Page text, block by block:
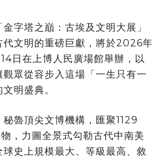
字塔之巔：古埃及文明大展」
代文明的重磅巨獻，將於2026年
日在上博人民廣場館舉辦，以
眾從容步入這場「一生只有一
明盛典。
魯頂尖文博機構，匯聚1129
，力圖全景式勾勒古代中南美
史上規模最大、等級最高、敘